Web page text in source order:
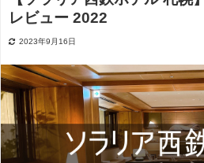
レビュー 2022
2023年9月16日